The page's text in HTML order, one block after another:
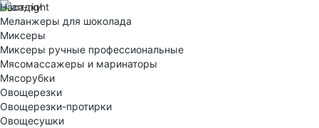
Насадки
Меланжеры для шоколада
Миксеры
Миксеры ручные профессиональные
Мясомассажеры и маринаторы
Мясорубки
Овощерезки
Овощерезки-протирки
Овощесушки